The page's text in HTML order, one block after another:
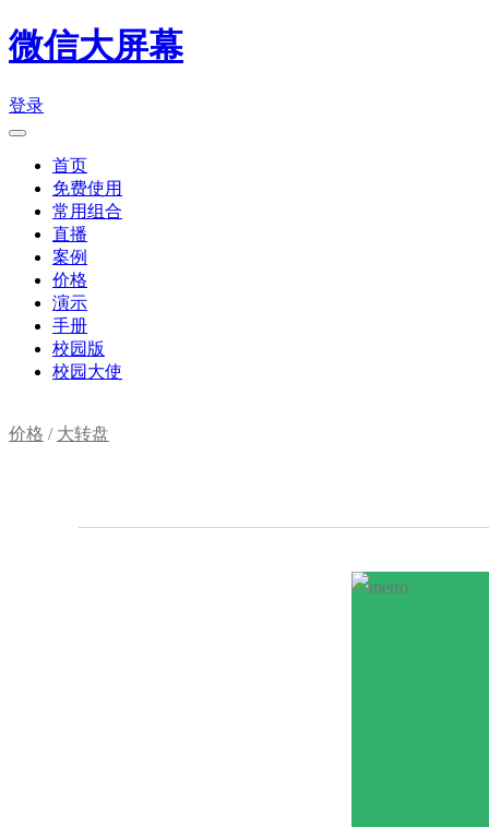
微信大屏幕
登录
首页
免费使用
常用组合
直播
案例
价格
演示
手册
校园版
校园大使
价格 / 大转盘